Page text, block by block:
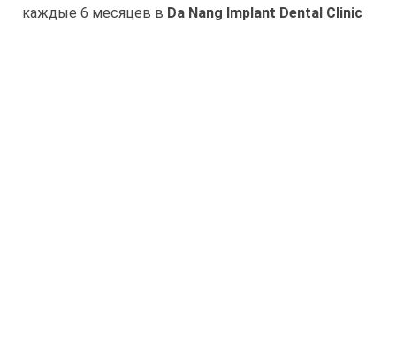
каждые 6 месяцев в Da Nang Implant Dental Clinic